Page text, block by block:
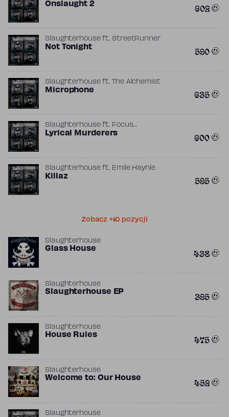
Onslaught 2 602
Slaughterhouseft. StreetRunner
Not Tonight 590
Slaughterhouseft. The Alchemist
Microphone 635
Slaughterhouseft. Focus…
Lyrical Murderers 600
Slaughterhouseft. Emile Haynie
Killaz 595
Zobacz +10 pozycji
Slaughterhouse
Glass House 438
Slaughterhouse
Slaughterhouse EP 395
Slaughterhouse
House Rules 475
Slaughterhouse
Welcome to: Our House 452
Slaughterhouse